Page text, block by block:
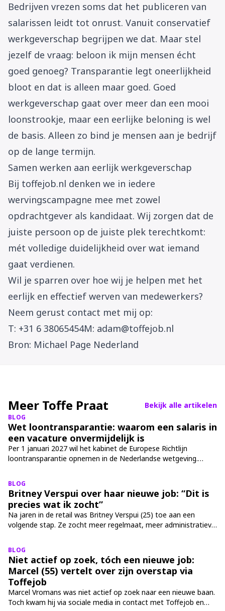
Bedrijven vrezen soms dat het publiceren van
salarissen leidt tot onrust. Vanuit conservatief
werkgeverschap begrijpen we dat. Maar stel
jezelf de vraag: beloon ik mijn mensen écht
goed genoeg? Transparantie legt oneerlijkheid
bloot en dat is alleen maar goed. Goed
werkgeverschap gaat over meer dan een mooi
loonstrookje, maar een eerlijke beloning is wel
de basis. Alleen zo bind je mensen aan je bedrijf
op de lange termijn.
Samen werken aan eerlijk werkgeverschap
Bij toffejob.nl denken we in iedere
wervingscampagne mee met zowel
opdrachtgever als kandidaat. Wij zorgen dat de
juiste persoon op de juiste plek terechtkomt:
mét volledige duidelijkheid over wat iemand
gaat verdienen.
Wil je sparren over hoe wij je helpen met het
eerlijk en effectief werven van medewerkers?
Neem gerust contact met mij op:
T: +31 6 38065454M: adam@toffejob.nl
Bron: Michael Page Nederland
Meer Toffe Praat Bekijk alle artikelen
BLOG
Wet loontransparantie: waarom een salaris in
een vacature onvermijdelijk is
Per 1 januari 2027 wil het kabinet de Europese Richtlijn
loontransparantie opnemen in de Nederlandse wetgeving.
van salaris in een vacature. Wat betekent deze wet precies? We
leggen het haarfijn uit.
BLOG
Britney Verspui over haar nieuwe job: “Dit is
precies wat ik zocht”
Na jaren in de retail was Britney Verspui (25) toe aan een
volgende stap. Ze zocht meer regelmaat, meer administratieve
voor een nieuwe richting binnen haar loopbaan. “Dit voelt echt
als een mooie volgende stap."
BLOG
Niet actief op zoek, tóch een nieuwe job:
Marcel (55) vertelt over zijn overstap via
Toffejob
Marcel Vromans was niet actief op zoek naar een nieuwe baan.
Toch kwam hij via sociale media in contact met Toffejob en